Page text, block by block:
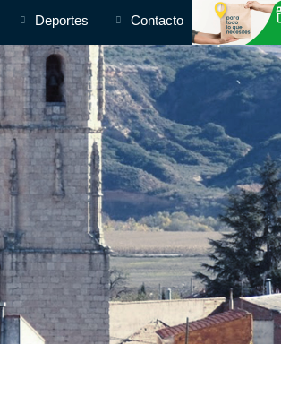
Deportes Contacto